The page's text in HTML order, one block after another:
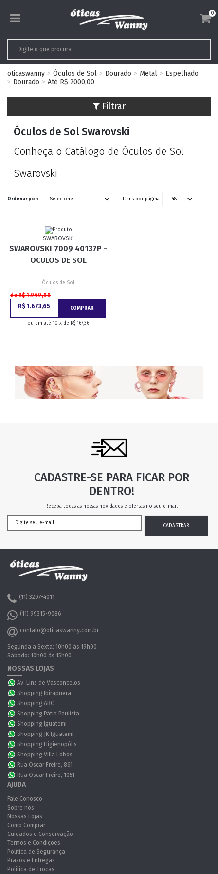
0
oticaswanny Óculos de Sol Dourado Metal
Espelhado
Dourado
Até R$ 2000,00
Filtrar
Óculos de Sol Swarovski
Conheça o Catálogo de Óculos de Sol
Swarovski
Ordenar por: Itens por página:
SWAROVSKI
SWAROVSKI 7009 40137P -
OCULOS DE SOL
Óculos de Sol
de R$ 1.969,00
R$ 1.673,65 COMPRAR
ou em até 10 x de R$ 167,36
CADASTRE-SE PARA FICAR POR
DENTRO!
Receba todas as nossas novidades e ofertas no seu e-mail
(11) 3207-4011
(11) 99315-9086
contato@oticaswanny.com.br
Segunda a Sexta: 10h00 às 19h00
Sábado: 10h00 às 15h00
NOSSAS LOJAS
Av. Lins de Vasconcelos
Shopping Ibirapuera
Shopping ABC
Shopping Pátio Paulista
Shopping Iguatemi
Shopping JK Iguatemi
Shopping Higienopólis
Shopping Villa Lobos
Rua Oscar Freire, 861
Rua Oscar Freire, 1051
AJUDA
Fale Conosco
Sobre nós
Nossas Lojas
Como Comprar
Cuidados e Conservação
Termos e Condições
Política de Segurança
Prazos e Entregas
Política de Trocas